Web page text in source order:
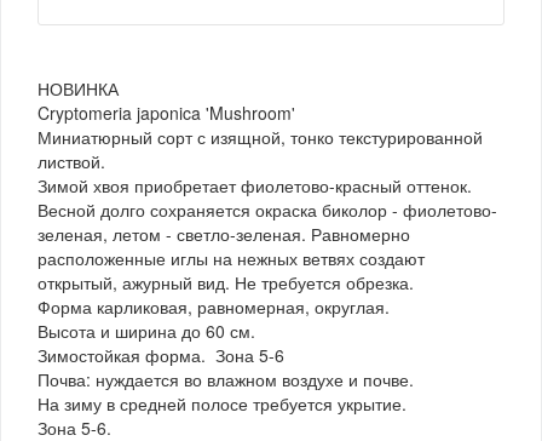
НОВИНКА
Cryptomeria japonica 'Mushroom'
Миниатюрный сорт с изящной, тонко текстурированной
листвой.
Зимой хвоя приобретает фиолетово-красный оттенок.
Весной долго сохраняется окраска биколор - фиолетово-
зеленая, летом - светло-зеленая. Равномерно
расположенные иглы на нежных ветвях создают
открытый, ажурный вид. Не требуется обрезка.
Форма карликовая, равномерная, округлая.
Высота и ширина до 60 см.
Зимостойкая форма. Зона 5-6
Почва: нуждается во влажном воздухе и почве.
На зиму в средней полосе требуется укрытие.
Зона 5-6.